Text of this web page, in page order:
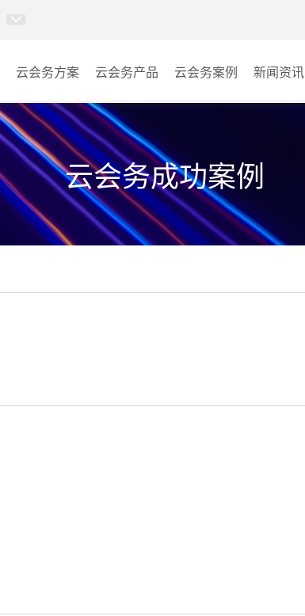
云会务方案 云会务产品
多媒体信息发布系统
AI智慧展厅系统
AI百城视界系统
AI智慧排队叫号管理软件
云会务案例
教室
客房
其它
新闻资讯
云会务成功案例